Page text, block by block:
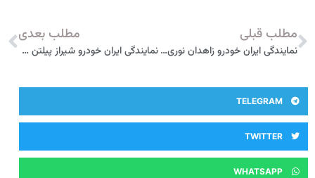
مطلب قبلی
نمایندگی ایران خودرو زاهدان نوری 4208
مطلب بعدی
نمایندگی ایران خودرو شیراز پیلتن 2263
TELEGRAM
TWITTER
WHATSAPP